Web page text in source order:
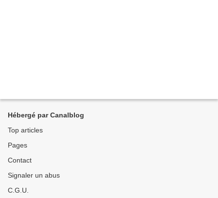
Hébergé par Canalblog
Top articles
Pages
Contact
Signaler un abus
C.G.U.